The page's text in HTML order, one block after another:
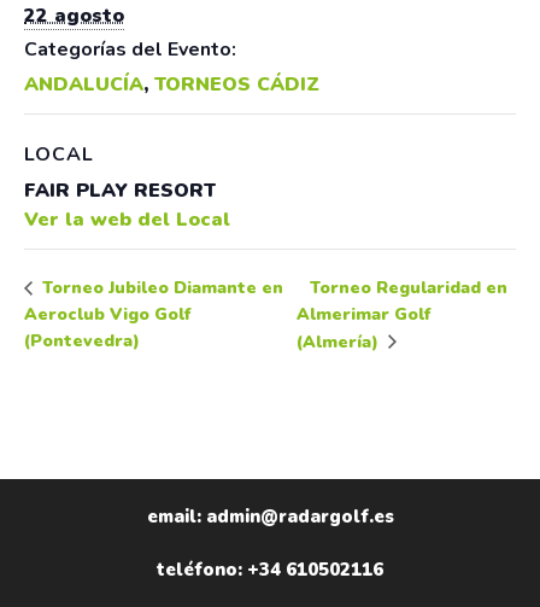
22 agosto
Categorías del Evento:
ANDALUCÍA, TORNEOS CÁDIZ
LOCAL
FAIR PLAY RESORT
Ver la web del Local
Torneo Jubileo Diamante en
Aeroclub Vigo Golf
(Pontevedra)
Torneo Regularidad en
Almerimar Golf
(Almería)
email: admin@radargolf.es
teléfono: +34 610502116